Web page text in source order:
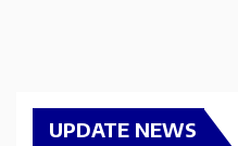
UPDATE NEWS